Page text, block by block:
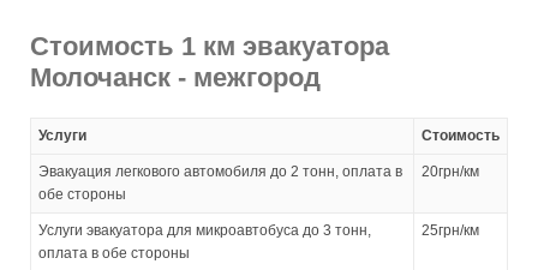
Стоимость 1 км эвакуатора
Молочанск - межгород
Услуги Стоимость
Эвакуация легкового автомобиля до 2 тонн, оплата в
обе стороны
20грн/км
Услуги эвакуатора для микроавтобуса до 3 тонн,
оплата в обе стороны
25грн/км